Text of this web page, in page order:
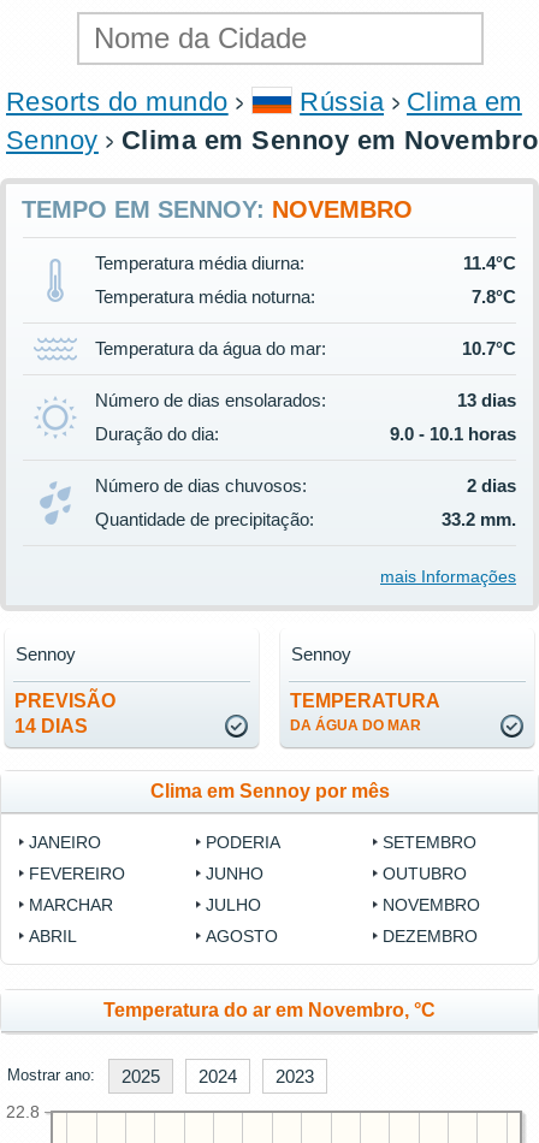
Resorts do mundo Rússia
Clima em
Sennoy
Clima em Sennoy em Novembro
TEMPO EM SENNOY: NOVEMBRO
Temperatura média diurna:
11.4°C
Temperatura média noturna:
7.8°C
Temperatura da água do mar: 10.7°C
Número de dias ensolarados:
13 dias
Duração do dia:
9.0 - 10.1 horas
Número de dias chuvosos:
2 dias
Quantidade de precipitação:
33.2 mm.
mais Informações
PREVISÃO
14 DIAS
Sennoy
TEMPERATURA
DA ÁGUA DO MAR
Sennoy
Clima em Sennoy por mês
JANEIRO
FEVEREIRO
MARCHAR
ABRIL
PODERIA
JUNHO
JULHO
AGOSTO
SETEMBRO
OUTUBRO
NOVEMBRO
DEZEMBRO
Temperatura do ar em Novembro, °C
Mostrar ano: 2025 2024 2023
22.8